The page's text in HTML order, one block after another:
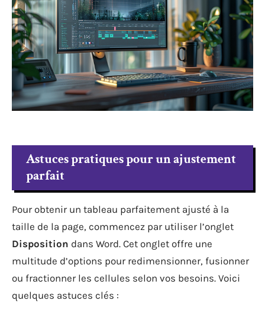
Astuces pratiques pour un ajustement
parfait
Pour obtenir un tableau parfaitement ajusté à la
taille de la page, commencez par utiliser l’onglet
Disposition dans Word. Cet onglet offre une
multitude d’options pour redimensionner, fusionner
ou fractionner les cellules selon vos besoins. Voici
quelques astuces clés :